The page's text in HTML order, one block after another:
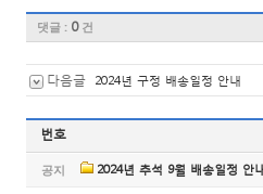
댓글 : 0건
다음글 2024년 구정 배송일정 안내
번호
공지 2024년 추석 9월 배송일정 안